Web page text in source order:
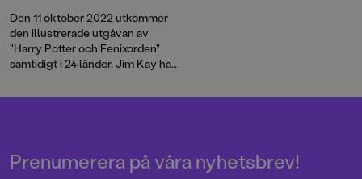
Den 11 oktober 2022 utkommer
den illustrerade utgåvan av
"Harry Potter och Fenixorden"
samtidigt i 24 länder. Jim Kay har
och under arbetets gång blev
blev Neil Packer – en etablerad
och mångsidig illustratör och
Prenumerera på våra nyhetsbrev!